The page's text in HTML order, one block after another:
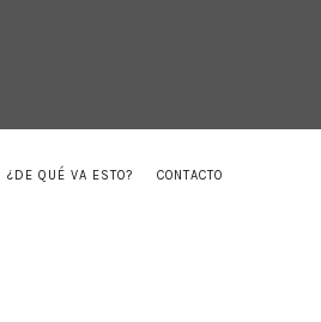
¿DE QUÉ VA ESTO? CONTACTO